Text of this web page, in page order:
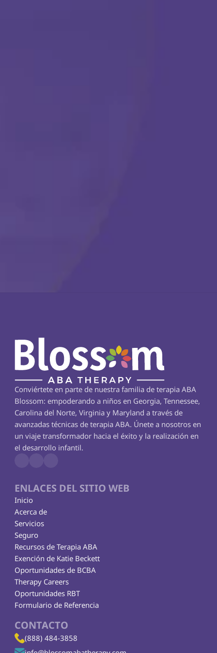
Conviértete en parte de nuestra familia de terapia ABA
Blossom: empoderando a niños en Georgia, Tennessee,
Carolina del Norte, Virginia y Maryland a través de
avanzadas técnicas de terapia ABA. Únete a nosotros en
un viaje transformador hacia el éxito y la realización en
el desarrollo infantil.
ENLACES DEL SITIO WEB
Inicio
Acerca de
Servicios
Seguro
Exención de Katie Beckett
Recursos de Terapia ABA
Therapy Careers
Oportunidades de BCBA
Oportunidades RBT
Formulario de Referencia
CONTACTO
(888) 484-3858